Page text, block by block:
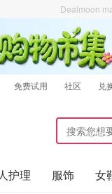
Dealmoon
免费试用 社区 兑
护理 服饰 女